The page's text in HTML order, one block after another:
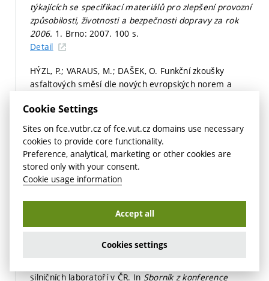
týkajících se specifikací materiálů pro zlepšení provozní
způsobilosti, životnosti a bezpečnosti dopravy za rok
2006. 1. Brno: 2007. 100 s.
Detail
HÝZL, P.; VARAUS, M.; DAŠEK, O. Funkční zkoušky
asfaltových směsí dle nových evropských norem a
Asfaltový beton. In
Pragoprojekt a.s., 2007.
s. 1-10.
ISBN: 978-80-903925-0-
2.
Detail
HÝZL, P.; STEHLÍK, D.; VARAUS, M.
projektu 1F45B/066/120 Zavedení evropských norem
týkajících se specifikací materiálů pro zlepšení provozní
způsobilosti, životnosti a bezpečnosti dopravy.
2007. 100 s.
silničních laboratoří v ČR. In Sborník z konference
Cookie Settings
Sites on fce.vutbr.cz of fce.vut.cz domains use necessary
cookies to provide core functionality.
Preference, analytical, marketing or other cookies are
stored only with your consent.
Cookie usage information
Accept all
Cookies settings